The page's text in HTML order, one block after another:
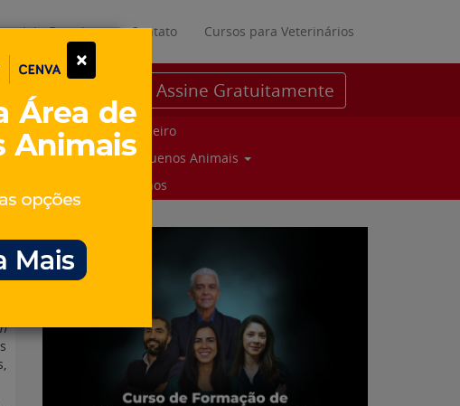
Gratuitos Contato Cursos para Veterinários
Assine Gratuitamente
Parceiro
Pequenos Animais
Suinos
×